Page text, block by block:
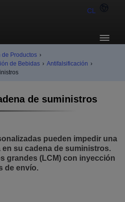
CL
de Productos ›
de Bebidas › Antifalsificación ›
de suministros
pueden impedir una
su cadena de suministros.
grandes (LCM) con inyección
de envío.